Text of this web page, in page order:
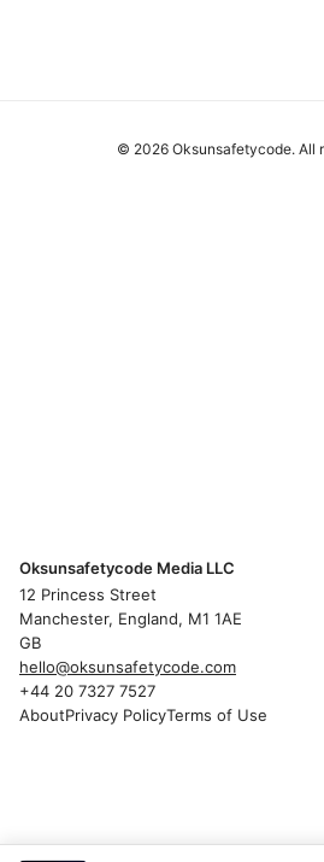
© 2026 Oksunsafetycode. All
Oksunsafetycode Media LLC
12 Princess Street
Manchester, England, M1 1AE
GB
hello@oksunsafetycode.com
+44 20 7327 7527
AboutPrivacy PolicyTerms of Use